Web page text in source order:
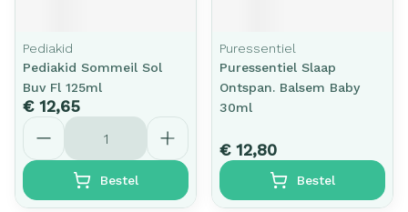
Pediakid
Pediakid Sommeil Sol
Buv Fl 125ml
€ 12,65
Aantal
Bestel
Puressentiel
Puressentiel Slaap
Ontspan. Balsem Baby
30ml
€ 12,80
Bestel